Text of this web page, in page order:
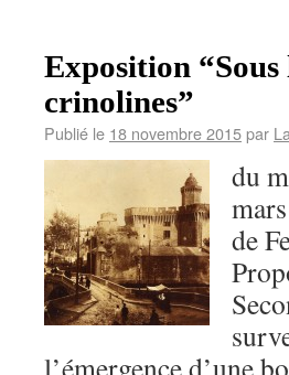
Exposition
crinolines”
Publié le 18 novembre 2015par
du
de
l’émergence d’une